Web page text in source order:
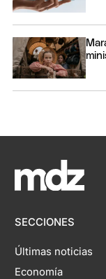
SECCIONES
Últimas noticias
Economía